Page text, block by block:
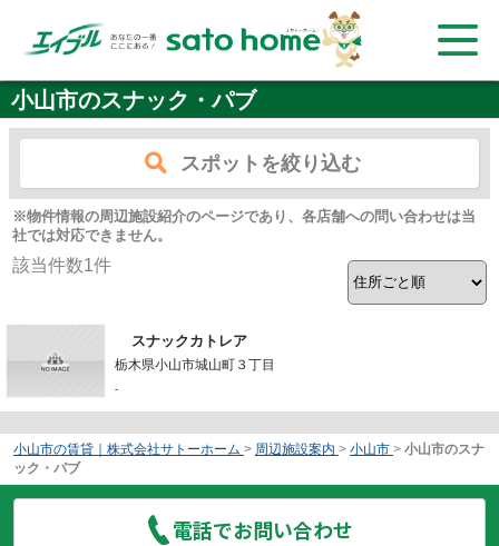
小山市のスナック・パブ
スポットを絞り込む
※物件情報の周辺施設紹介のページであり、各店舗への問い合わせは当
社では対応できません。
該当件数1件
スナックカトレア
栃木県小山市城山町３丁目
-
小山市の賃貸｜株式会社サトーホーム > 周辺施設案内 > 小山市 > 小山市のスナ
ック・パブ
電話でお問い合わせ